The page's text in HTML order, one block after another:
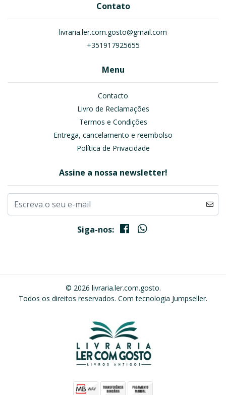
Contato
livraria.ler.com.gosto@gmail.com
+351917925655
Menu
Contacto
Livro de Reclamações
Termos e Condições
Entrega, cancelamento e reembolso
Política de Privacidade
Assine a nossa newsletter!
Siga-nos:
© 2026 livraria.ler.com.gosto.
Todos os direitos reservados. Com tecnologia Jumpseller.